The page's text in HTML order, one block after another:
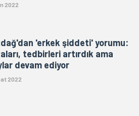
2022
'erkek şiddeti' yorumu:
tedbirleri artırdık ama
devam ediyor
2022